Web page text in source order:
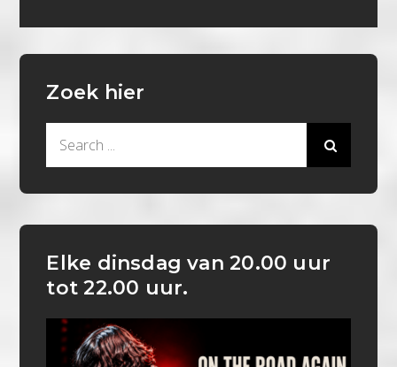
Zoek hier
Elke dinsdag van 20.00 uur
tot 22.00 uur.